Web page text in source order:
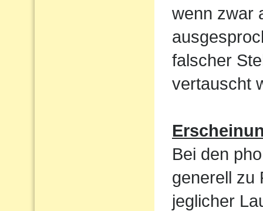
wenn zwar
falscher
vertauscht
Bei den
generell zu
jeglicher